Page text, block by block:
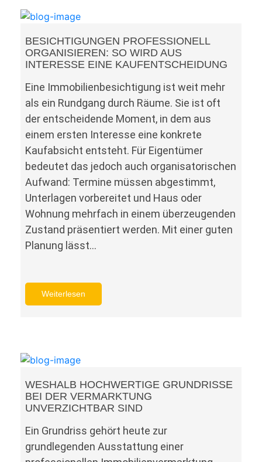
BESICHTIGUNGEN PROFESSIONELL
ORGANISIEREN: SO WIRD AUS
INTERESSE EINE KAUFENTSCHEIDUNG
Eine Immobilienbesichtigung ist weit mehr
als ein Rundgang durch Räume. Sie ist oft
der entscheidende Moment, in dem aus
einem ersten Interesse eine konkrete
Kaufabsicht entsteht. Für Eigentümer
bedeutet das jedoch auch organisatorischen
Aufwand: Termine müssen abgestimmt,
Unterlagen vorbereitet und Haus oder
Wohnung mehrfach in einem überzeugenden
Zustand präsentiert werden. Mit einer guten
Planung lässt…
Weiterlesen
WESHALB HOCHWERTIGE GRUNDRISSE
BEI DER VERMARKTUNG
UNVERZICHTBAR SIND
Ein Grundriss gehört heute zur
grundlegenden Ausstattung einer